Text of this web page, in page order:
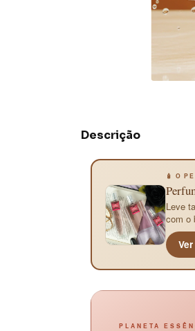
Descrição
🧴 O
Leve
com o
PLANETA